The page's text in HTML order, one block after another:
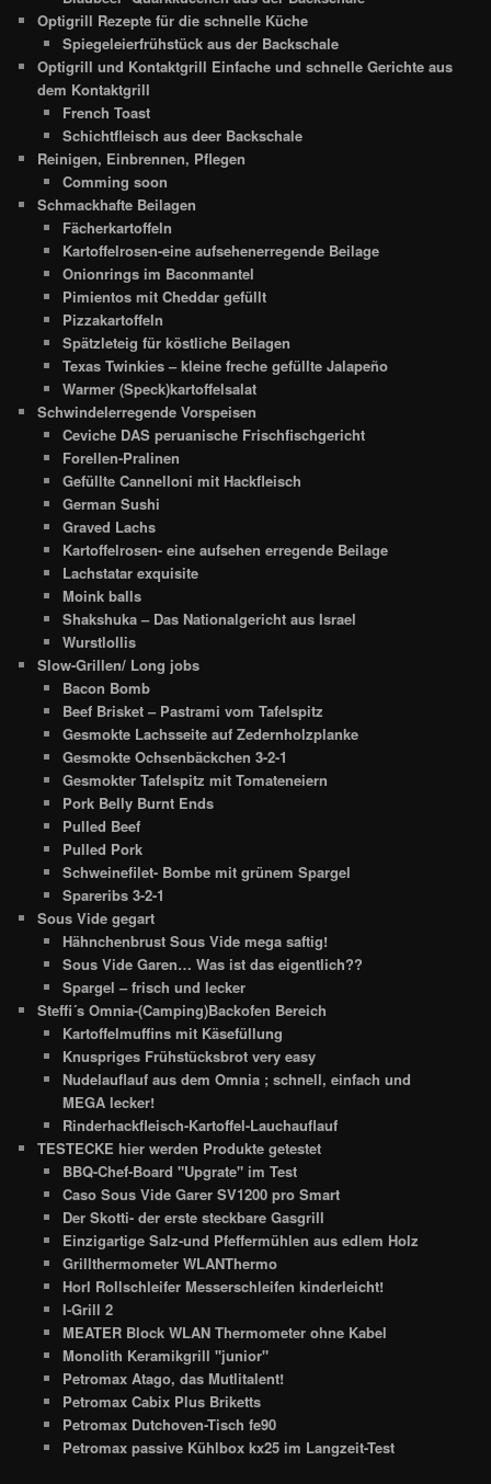
Optigrill Rezepte für die schnelle Küche
Spiegeleierfrühstück aus der Backschale
Optigrill und Kontaktgrill Einfache und schnelle Gerichte aus
dem Kontaktgrill
French Toast
Schichtfleisch aus deer Backschale
Reinigen, Einbrennen, Pflegen
Comming soon
Schmackhafte Beilagen
Fächerkartoffeln
Kartoffelrosen-eine aufsehenerregende Beilage
Onionrings im Baconmantel
Pimientos mit Cheddar gefüllt
Pizzakartoffeln
Spätzleteig für köstliche Beilagen
Texas Twinkies – kleine freche gefüllte Jalapeño
Warmer (Speck)kartoffelsalat
Schwindelerregende Vorspeisen
Ceviche DAS peruanische Frischfischgericht
Forellen-Pralinen
Gefüllte Cannelloni mit Hackfleisch
German Sushi
Graved Lachs
Kartoffelrosen- eine aufsehen erregende Beilage
Lachstatar exquisite
Moink balls
Shakshuka – Das Nationalgericht aus Israel
Wurstlollis
Slow-Grillen/ Long jobs
Bacon Bomb
Beef Brisket – Pastrami vom Tafelspitz
Gesmokte Lachsseite auf Zedernholzplanke
Gesmokte Ochsenbäckchen 3-2-1
Gesmokter Tafelspitz mit Tomateneiern
Pork Belly Burnt Ends
Pulled Beef
Pulled Pork
Schweinefilet- Bombe mit grünem Spargel
Spareribs 3-2-1
Sous Vide gegart
Hähnchenbrust Sous Vide mega saftig!
Sous Vide Garen… Was ist das eigentlich??
Spargel – frisch und lecker
Steffi´s Omnia-(Camping)Backofen Bereich
Kartoffelmuffins mit Käsefüllung
Knuspriges Frühstücksbrot very easy
Nudelauflauf aus dem Omnia ; schnell, einfach und
MEGA lecker!
Rinderhackfleisch-Kartoffel-Lauchauflauf
TESTECKE hier werden Produkte getestet
BBQ-Chef-Board "Upgrate" im Test
Caso Sous Vide Garer SV1200 pro Smart
Der Skotti- der erste steckbare Gasgrill
Einzigartige Salz-und Pfeffermühlen aus edlem Holz
Grillthermometer WLANThermo
Horl Rollschleifer Messerschleifen kinderleicht!
I-Grill 2
MEATER Block WLAN Thermometer ohne Kabel
Monolith Keramikgrill "junior"
Petromax Atago, das Mutlitalent!
Petromax Cabix Plus Briketts
Petromax Dutchoven-Tisch fe90
Petromax passive Kühlbox kx25 im Langzeit-Test